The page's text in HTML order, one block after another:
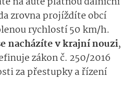
zrovna projíždíte obcí
rychlostí 50 km/h.
nacházíte v krajní nouzi,
zákon č. 250/2016
za přestupky a řízení